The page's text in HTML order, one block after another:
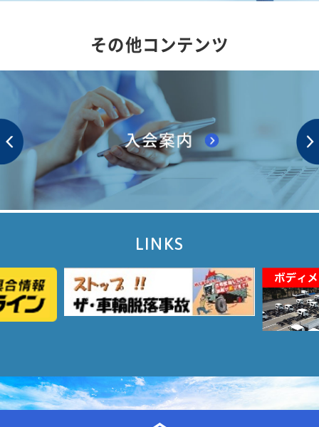
その他コンテンツ
LINKS